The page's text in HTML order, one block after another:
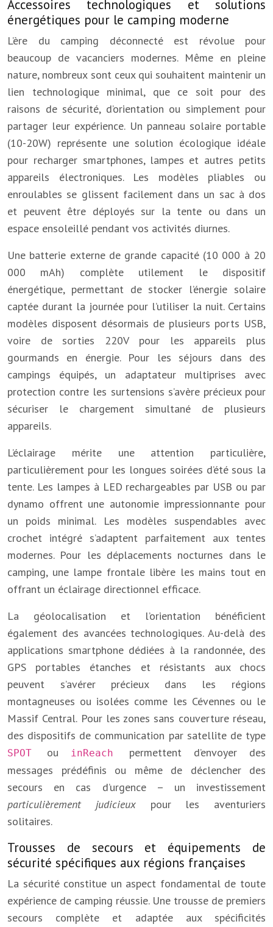
Accessoires technologiques et solutions
énergétiques pour le camping moderne
L’ère du camping déconnecté est révolue pour
beaucoup de vacanciers modernes. Même en pleine
nature, nombreux sont ceux qui souhaitent maintenir un
lien technologique minimal, que ce soit pour des
raisons de sécurité, d’orientation ou simplement pour
partager leur expérience. Un panneau solaire portable
(10-20W) représente une solution écologique idéale
pour recharger smartphones, lampes et autres petits
appareils électroniques. Les modèles pliables ou
enroulables se glissent facilement dans un sac à dos
et peuvent être déployés sur la tente ou dans un
espace ensoleillé pendant vos activités diurnes.
Une batterie externe de grande capacité (10 000 à 20
000 mAh) complète utilement le dispositif
énergétique, permettant de stocker l’énergie solaire
captée durant la journée pour l’utiliser la nuit. Certains
modèles disposent désormais de plusieurs ports USB,
voire de sorties 220V pour les appareils plus
gourmands en énergie. Pour les séjours dans des
campings équipés, un adaptateur multiprises avec
protection contre les surtensions s’avère précieux pour
sécuriser le chargement simultané de plusieurs
appareils.
L’éclairage mérite une attention particulière,
particulièrement pour les longues soirées d’été sous la
tente. Les lampes à LED rechargeables par USB ou par
dynamo offrent une autonomie impressionnante pour
un poids minimal. Les modèles suspendables avec
crochet intégré s’adaptent parfaitement aux tentes
modernes. Pour les déplacements nocturnes dans le
camping, une lampe frontale libère les mains tout en
offrant un éclairage directionnel efficace.
La géolocalisation et l’orientation bénéficient
également des avancées technologiques. Au-delà des
applications smartphone dédiées à la randonnée, des
GPS portables étanches et résistants aux chocs
peuvent s’avérer précieux dans les régions
montagneuses ou isolées comme les Cévennes ou le
Massif Central. Pour les zones sans couverture réseau,
des dispositifs de communication par satellite de type
SPOT ou inReach permettent d’envoyer des
messages prédéfinis ou même de déclencher des
secours en cas d’urgence – un investissement
particulièrement judicieux pour les aventuriers
solitaires.
Trousses de secours et équipements de
sécurité spécifiques aux régions françaises
La sécurité constitue un aspect fondamental de toute
expérience de camping réussie. Une trousse de premiers
secours complète et adaptée aux spécificités